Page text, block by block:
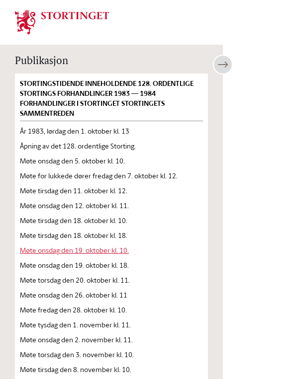
Stortinget.no
Publikasjon
STORTINGSTIDENDE INNEHOLDENDE 128. ORDENTLIGE
STORTINGS FORHANDLINGER 1983 — 1984
FORHANDLINGER I STORTINGET STORTINGETS
SAMMENTREDEN
År 1983, lørdag den 1. oktober kl. 13
Åpning av det 128. ordentlige Storting.
Møte onsdag den 5. oktober kl. 10.
Møte for lukkede dører fredag den 7. oktober kl. 12.
Møte tirsdag den 11. oktober kl. 12.
Møte onsdag den 12. oktober kl. 11.
Møte tirsdag den 18. oktober kl. 10.
Møte tirsdag den 18. oktober kl. 18.
Møte onsdag den 19. oktober kl. 10.
Møte onsdag den 19. oktober kl. 18.
Møte torsdag den 20. oktober kl. 11.
Møte onsdag den 26. oktober kl. 11
Møte fredag den 28. oktober kl. 10.
Møte tysdag den 1. november kl. 11.
Møte onsdag den 2. november kl. 11.
Møte torsdag den 3. november kl. 10.
Møte tirsdag den 8. november kl. 10.